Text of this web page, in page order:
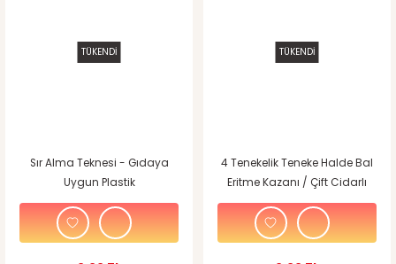
TÜKENDİ
Sır Alma Teknesi - Gıdaya
Uygun Plastik
TÜKENDİ
4 Tenekelik Teneke Halde Bal
Eritme Kazanı / Çift Cidarlı